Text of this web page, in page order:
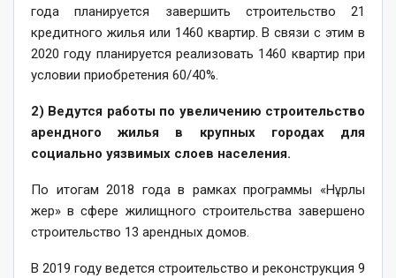
года планируется завершить строительство 21
кредитного жилья или 1460 квартир. В связи с этим в
2020 году планируется реализовать 1460 квартир при
условии приобретения 60/40%.
2) Ведутся работы по увеличению строительство
арендного жилья в крупных городах для
социально уязвимых слоев населения.
По итогам 2018 года в рамках программы «Нұрлы
жер» в сфере жилищного строительства завершено
строительство 13 арендных домов.
В 2019 году ведется строительство и реконструкция 9